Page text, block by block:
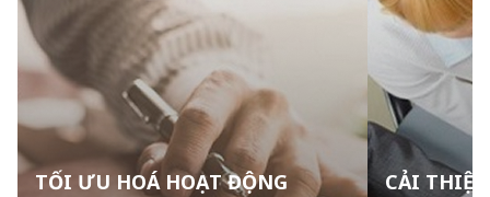
TỐI ƯU HOÁ HOẠT ĐỘNG
CẢI